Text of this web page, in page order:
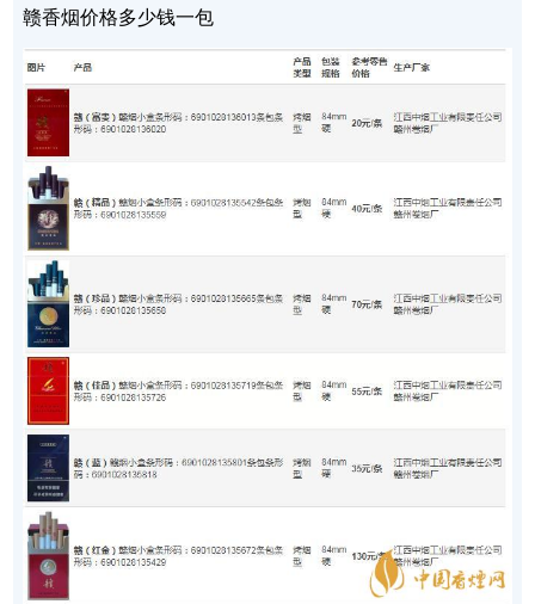
赣香烟价格多少钱一包